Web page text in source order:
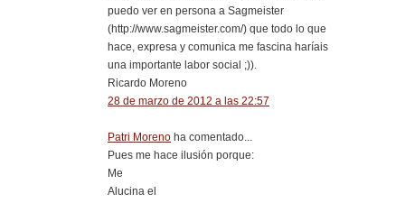
puedo ver en persona a Sagmeister
(http://www.sagmeister.com/) que todo lo que
hace, expresa y comunica me fascina haríais
una importante labor social ;)).
Ricardo Moreno
28 de marzo de 2012 a las 22:57
Patri Moreno ha comentado...
Pues me hace ilusión porque:
Me
Alucina el